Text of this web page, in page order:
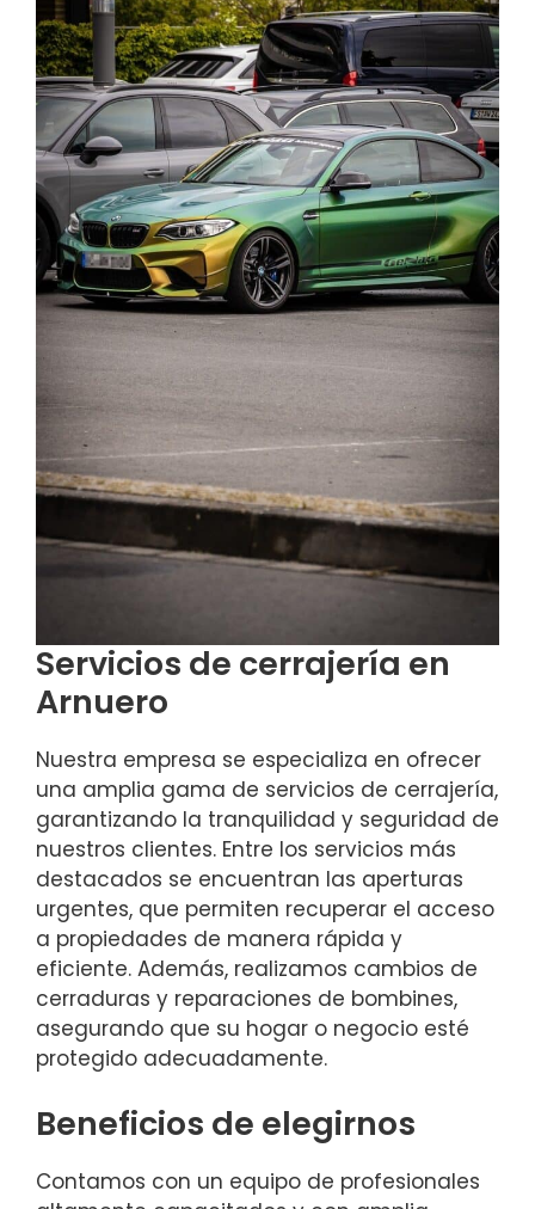
Servicios de cerrajería en
Arnuero
Nuestra empresa se especializa en ofrecer
una amplia gama de servicios de cerrajería,
garantizando la tranquilidad y seguridad de
nuestros clientes. Entre los servicios más
destacados se encuentran las aperturas
urgentes, que permiten recuperar el acceso
a propiedades de manera rápida y
eficiente. Además, realizamos cambios de
cerraduras y reparaciones de bombines,
asegurando que su hogar o negocio esté
protegido adecuadamente.
Beneficios de elegirnos
Contamos con un equipo de profesionales